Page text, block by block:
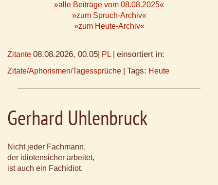
»alle Beiträge vom 08.08.2025«
»zum Spruch-Archiv«
»zum Heute-Archiv«
Zitante 08.08.2026, 00.05 PL einsortiert in:
Zitate/Aphorismen/Tagessprüche Tags: Heute
Gerhard Uhlenbruck
Nicht jeder Fachmann,
der idiotensicher arbeitet,
ist auch ein Fachidiot.